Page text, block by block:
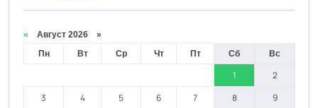
« Август 2026 »
Пн
Вт Ср Чт Пт Сб Вс
1
2
3
4 5 6 7 8
9